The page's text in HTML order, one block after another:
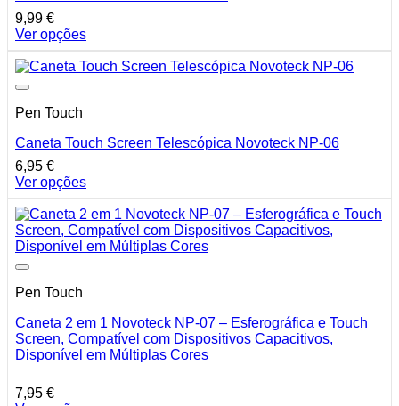
may
be
chosen
on
the
product
page
9,99 €
Ver opções
This
product
has
variants.
options
may
be
chosen
on
the
product
page
Pen Touch
Caneta Touch Screen Telescópica Novoteck NP-06
6,95 €
Ver opções
This
product
has
multiple
variants.
options
be
chosen
on
product
Pen Touch
Caneta 2 em 1 Novoteck NP-07 – Esferográfica e Touch
Screen, Compatível com Dispositivos Capacitivos,
Disponível em Múltiplas Cores
7,95 €